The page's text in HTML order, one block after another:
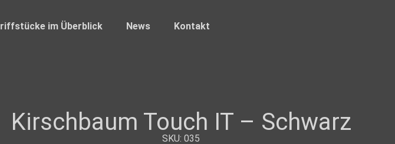
im Überblick News Kontakt
Kirschbaum Touch IT – Schwarz
SKU: 035